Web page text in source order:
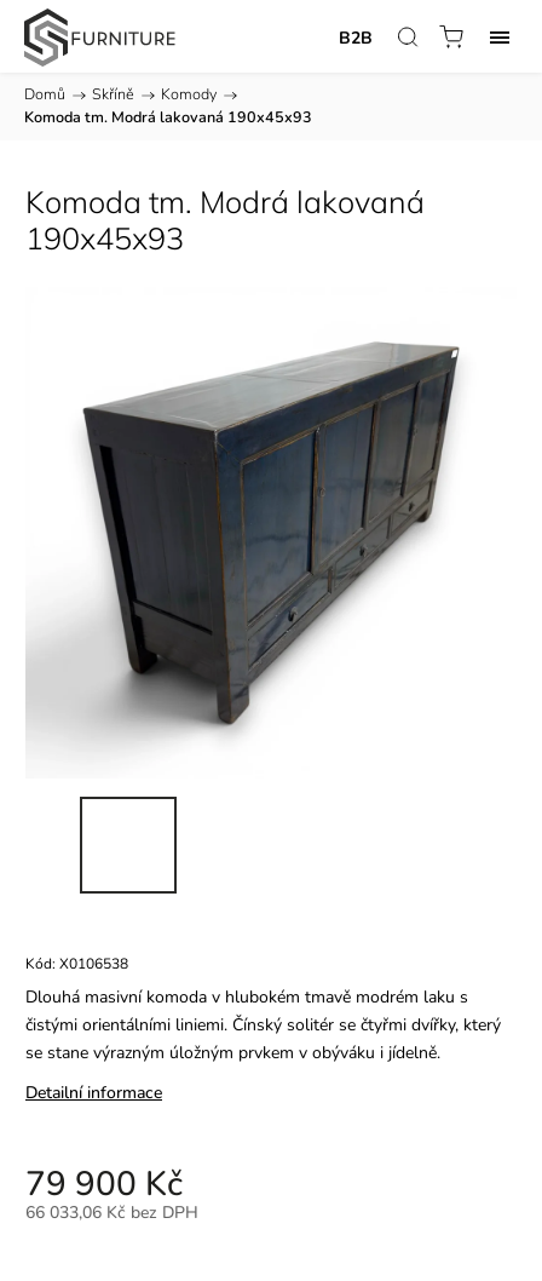
B2B
Domů / Skříně / Komody /
Komoda tm. Modrá lakovaná 190x45x93
Komoda tm. Modrá lakovaná
190x45x93
Kód: X0106538
Dlouhá masivní komoda v hlubokém tmavě modrém laku s
čistými orientálními liniemi. Čínský solitér se čtyřmi dvířky, který
se stane výrazným úložným prvkem v obýváku i jídelně.
Detailní informace
79 900 Kč
66 033,06 Kč bez DPH